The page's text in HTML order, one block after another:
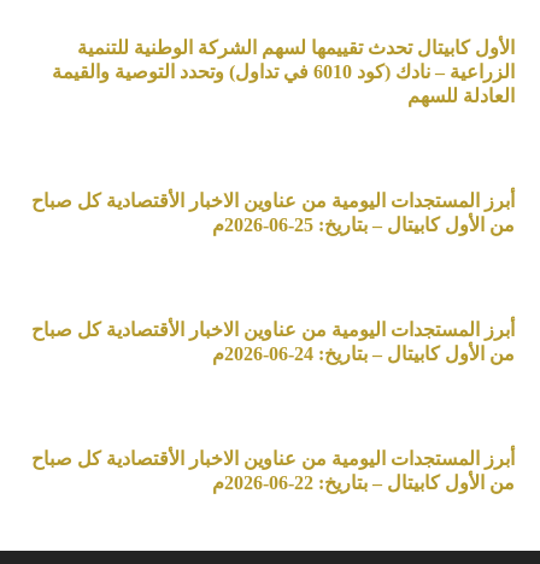
الأول كابيتال تحدث تقييمها لسهم الشركة الوطنية للتنمية
الزراعية – نادك (كود 6010 في تداول) وتحدد التوصية والقيمة
العادلة للسهم
أبرز المستجدات اليومية من عناوين الاخبار الأقتصادية كل صباح
من الأول كابيتال – بتاريخ: 25-06-2026م
أبرز المستجدات اليومية من عناوين الاخبار الأقتصادية كل صباح
من الأول كابيتال – بتاريخ: 24-06-2026م
أبرز المستجدات اليومية من عناوين الاخبار الأقتصادية كل صباح
من الأول كابيتال – بتاريخ: 22-06-2026م